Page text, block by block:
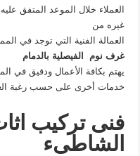
العملاء خلال الموعد المتفق
غيره من
العمالة الفنية التي توجد في
غرف نوم الفيصلية بالدمام
يهتم بكافة الأعمال ودقيق في
خدمات أخرى على حسب رغبة
فنى تركيب
الشاطىء